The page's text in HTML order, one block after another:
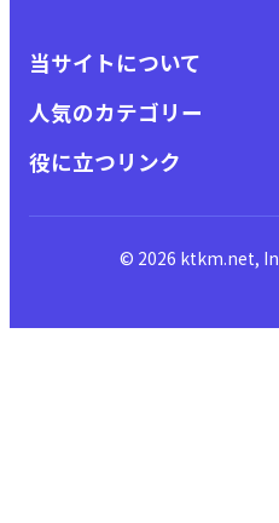
当サイトについて
人気のカテゴリー
役に立つリンク
© 2026 ktkm.net,